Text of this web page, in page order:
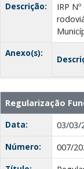
Descrição:
IRP
Anexo(s):
Regularização
Data:
03/03/
Número:
007/